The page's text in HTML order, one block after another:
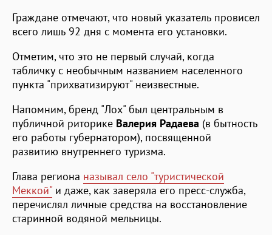
Граждане отмечают, что новый указатель провисел
всего лишь 92 дня с момента его установки.
Отметим, что это не первый случай, когда
табличку с необычным названием населенного
пункта "прихватизируют" неизвестные.
Напомним, бренд "Лох" был центральным в
публичной риторике Валерия Радаева (в бытность
его работы губернатором), посвященной
развитию внутреннего туризма.
Глава региона называл село "туристической
Меккой" и даже, как заверяла его пресс-служба,
перечислял личные средства на восстановление
старинной водяной мельницы.